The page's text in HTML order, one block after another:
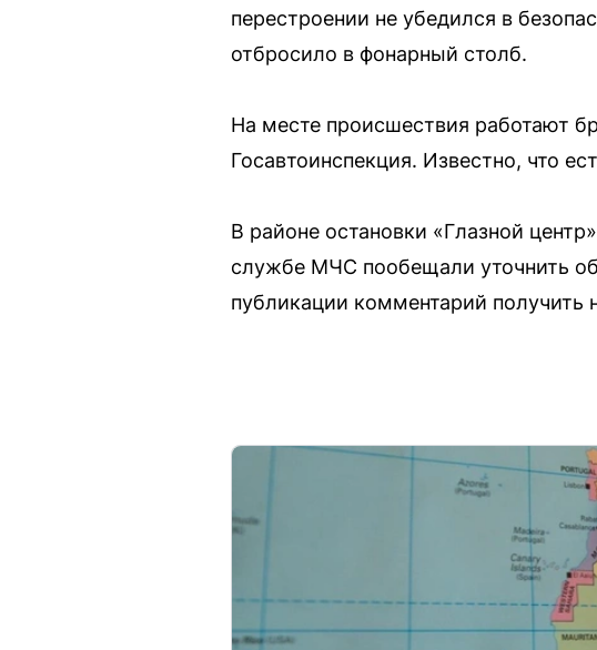
перестроении не убедился в
отбросило в фонарный столб.
На месте происшествия работают
Госавтоинспекция. Известно, что
В районе остановки «Глазной
службе МЧС пообещали уточнить
публикации комментарий получить